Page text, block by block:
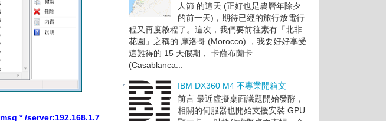
msg * /server:192.168.1.7
人節 的這天 (正好也是農曆年除夕
的前一天)，期待已經的旅行放電行
程又再度啟程了。這次，我們要前往素有「北非
花園」之稱的 摩洛哥 (Morocco) ，我要好好享受
這難得的 15 天假期， 卡薩布蘭卡
(Casablanca...
IBM DX360 M4 不專業開箱文
前言 最近虛擬桌面議題開始發酵，
相關的伺服器也開始支援安裝 GPU